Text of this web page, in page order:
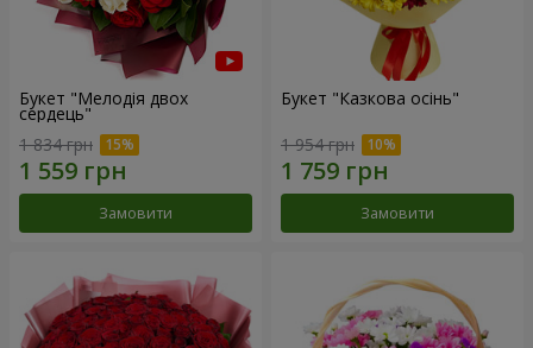
Букет "Мелодія двох
сердець"
1 834 грн
Замовити
Букет "Казкова осінь"
1 954 грн
Замовити